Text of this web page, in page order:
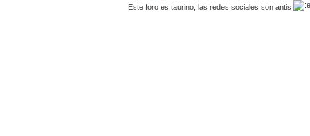
Este foro es taurino; las redes sociales son antis